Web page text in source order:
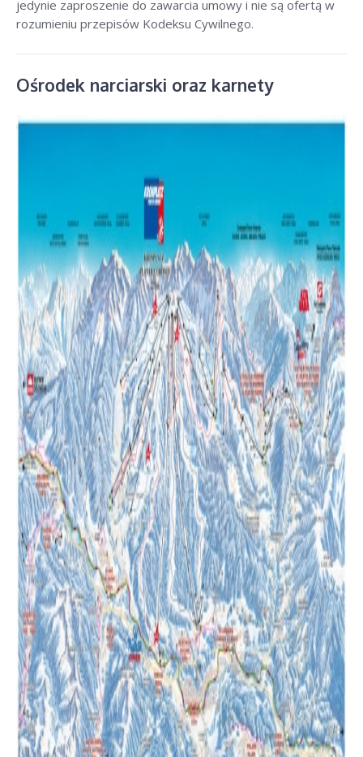
jedynie zaproszenie do zawarcia umowy i nie są ofertą w
rozumieniu przepisów Kodeksu Cywilnego.
Ośrodek narciarski oraz karnety